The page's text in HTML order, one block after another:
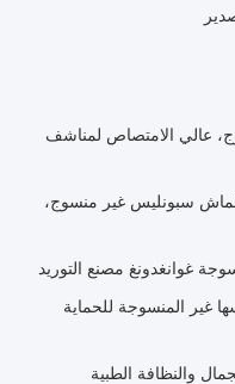
عالي الامتصاص لمناشف
سبونليس غير منسوج،
غير المنسوجة للحماية
والنظافة الطبية